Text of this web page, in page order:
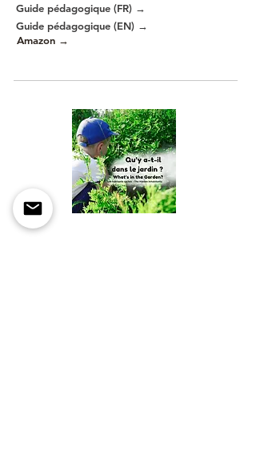
Guide pédagogique (FR) →
Guide pédagogique (EN) →
Amazon →